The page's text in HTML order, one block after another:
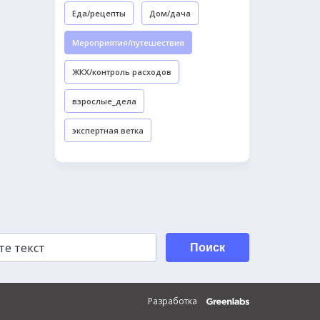
Еда/рецепты Дом/дача
Мероприятия/путешествия
ЖКХ/контроль расходов
взрослые_дела
экспертная ветка
Поиск
Разработка